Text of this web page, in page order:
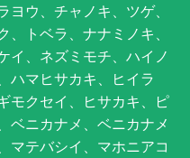
ウ、チャノキ、ツゲ、
、トベラ、ナナミノキ、
イ、ネズミモチ、ハイノ
ハマヒサカキ、ヒイラ
モクセイ、ヒサカキ、ピ
ベニカナメ、ベニカナメ
マテバシイ、マホニアコ